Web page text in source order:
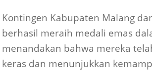
Kontingen Kabupaten Malang
berhasil meraih medali emas
menandakan bahwa mereka
keras dan menunjukkan